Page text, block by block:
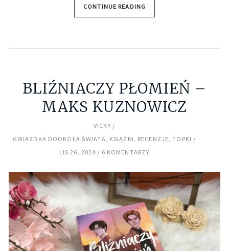
CONTINUE READING
BLIŹNIACZY PŁOMIEŃ –
MAKS KUZNOWICZ
VICKY
GWIAZDKA DOOKOŁA ŚWIATA
KSIĄŻKI RECENZJE ,TOPKI
LIS 26, 2024
6 KOMENTARZY